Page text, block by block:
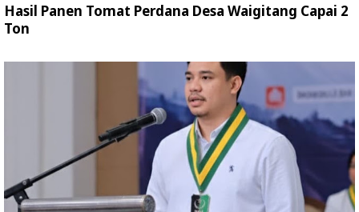
Hasil Panen Tomat Perdana Desa Waigitang Capai 2
Ton